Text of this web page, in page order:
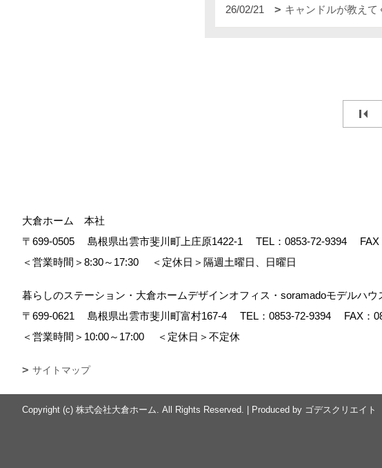
26/02/21 キャンドルが教え
大倉ホーム 本社
〒699-0505
島根県出雲市斐川町上庄原1422-1 TEL： 0853-72-9394
FAX
＜営業時間＞8:30～17:30
＜定休日＞隔週土曜日、日曜日
暮らしのステーション・大倉ホームデザインオフィス・soramadoモデルハウ
〒699-0621
島根県出雲市斐川町富村167-4 TEL： 0853-72-9394
FAX：
＜営業時間＞10:00～17:00
＜定休日＞不定休
サイトマップ
Copyright (c) 株式会社大倉ホーム. All Rights Reserved. Produced by ゴデスクリエイト